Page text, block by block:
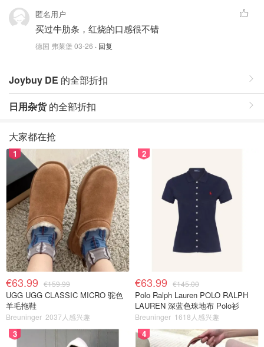
匿名用户
买过牛肋条，红烧的口感很不错
德国 弗莱堡 03-26 · 回复
Joybuy DE 的全部折扣
日用杂货的全部折扣
大家都在抢
1
€63.99 €159.99
UGG UGG CLASSIC MICRO 驼色
羊毛拖鞋
Breuninger 2037人感兴趣
2
€63.99 €145.00
Polo Ralph Lauren POLO RALPH
LAUREN 深蓝色珠地布 Polo衫
Breuninger 1618人感兴趣
3 4